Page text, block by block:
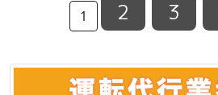
1 2 3